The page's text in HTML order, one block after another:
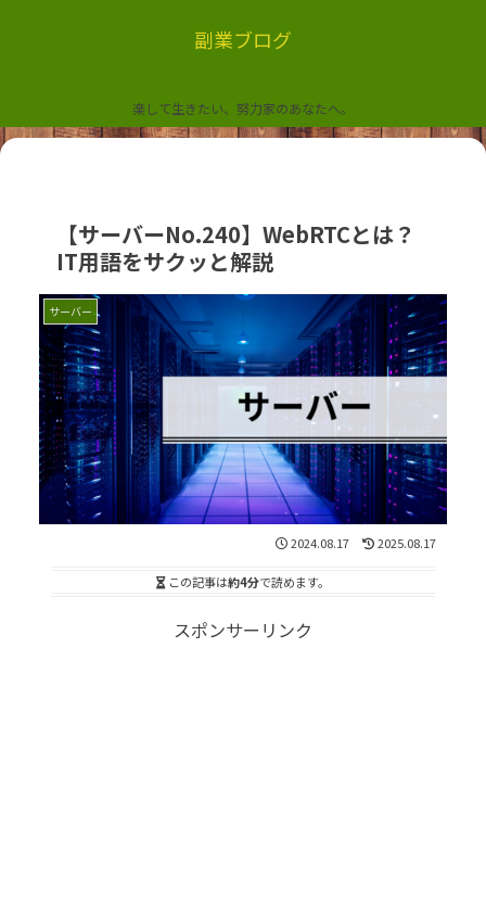
副業ブログ
楽して生きたい、努力家のあなたへ。
【サーバーNo.240】WebRTCとは？
IT用語をサクッと解説
サーバー
2024.08.17 2025.08.17
この記事は約4分で読めます。
スポンサーリンク